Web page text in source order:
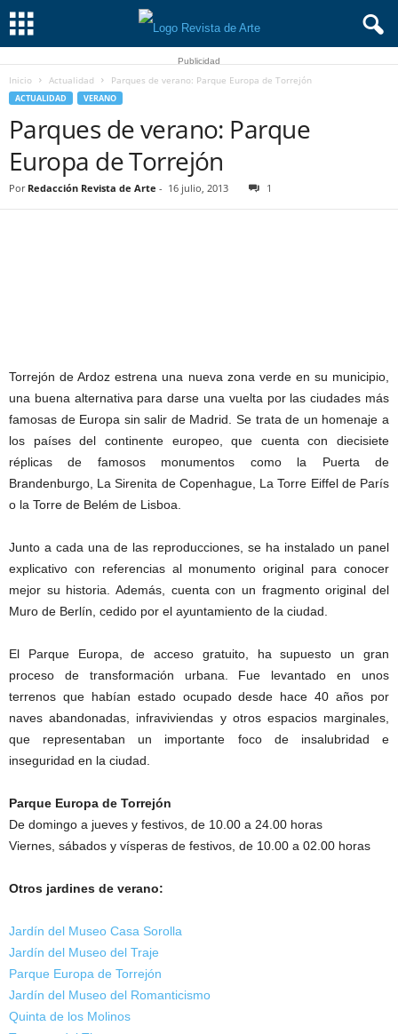
Publicidad
Inicio Actualidad Parques de verano: Parque Europa de Torrejón
ACTUALIDAD VERANO
Parques de verano: Parque
Europa de Torrejón
Por Redacción Revista de Arte - 16 julio, 2013 1
Torrejón de Ardoz estrena una nueva zona verde en su municipio,
una buena alternativa para darse una vuelta por las ciudades más
famosas de Europa sin salir de Madrid. Se trata de un homenaje a
los países del continente europeo, que cuenta con diecisiete
réplicas de famosos monumentos como la Puerta de
Brandenburgo, La Sirenita de Copenhague, La Torre Eiffel de París
o la Torre de Belém de Lisboa.
Junto a cada una de las reproducciones, se ha instalado un panel
explicativo con referencias al monumento original para conocer
mejor su historia. Además, cuenta con un fragmento original del
Muro de Berlín, cedido por el ayuntamiento de la ciudad.
El Parque Europa, de acceso gratuito, ha supuesto un gran
proceso de transformación urbana. Fue levantado en unos
terrenos que habían estado ocupado desde hace 40 años por
naves abandonadas, infraviviendas y otros espacios marginales,
que representaban un importante foco de insalubridad e
inseguridad en la ciudad.
Parque Europa de Torrejón
De domingo a jueves y festivos, de 10.00 a 24.00 horas
Viernes, sábados y vísperas de festivos, de 10.00 a 02.00 horas
Otros jardines de verano:
Jardín del Museo Casa Sorolla
Jardín del Museo del Traje
Parque Europa de Torrejón
Jardín del Museo del Romanticismo
Quinta de los Molinos